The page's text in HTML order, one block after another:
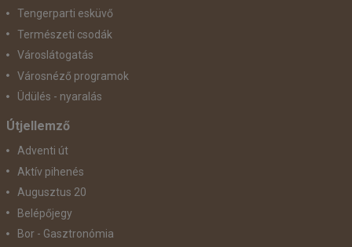
Tengerparti esküvő
Természeti csodák
Városlátogatás
Városnéző programok
Üdülés - nyaralás
Útjellemző
Adventi út
Aktív pihenés
Augusztus 20
Belépőjegy
Bor - Gasztronómia